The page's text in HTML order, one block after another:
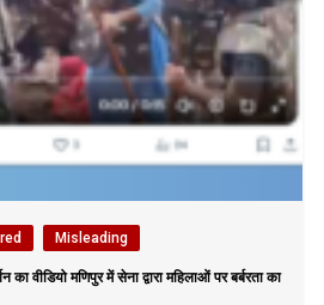
Misleading
वीडियो मणिपुर में सेना द्वारा महिलाओं पर बर्बरता का